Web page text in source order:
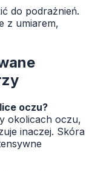
do podrażnień.
z umiarem,
oczu?
okolicach oczu,
inaczej. Skóra